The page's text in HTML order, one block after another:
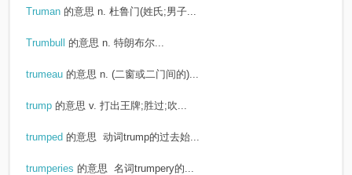
Truman 的意思 n. 杜鲁门(姓氏;男子...
Trumbull 的意思 n. 特朗布尔...
trumeau 的意思 n. (二窗或二门间的)...
trump 的意思 v. 打出王牌;胜过;吹...
trumped 的意思 动词trump的过去始...
trumperies 的意思 名词trumpery的...